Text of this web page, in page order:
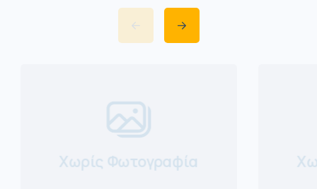
Χωρίς Φωτογραφία